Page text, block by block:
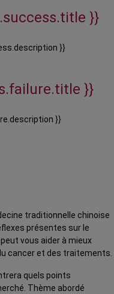
}}
}}
}}
}}
traditionnelle chinoise
présentes sur le
vous aider à mieux
cancer et des traitements.
quels points
Thème abordé